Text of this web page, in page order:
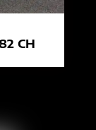
CH